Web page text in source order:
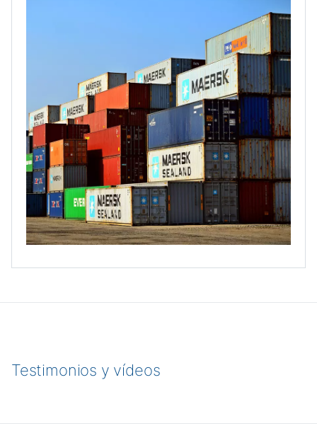
Testimonios y vídeos